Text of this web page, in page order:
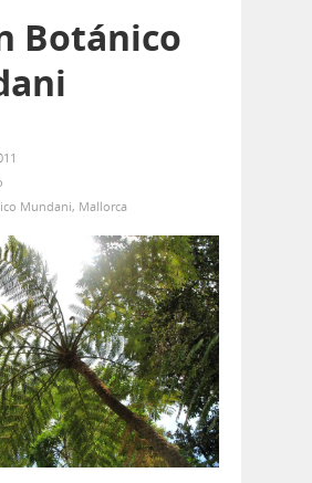
Botánico
Mundani, Mallorca